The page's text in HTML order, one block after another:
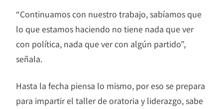
“Continuamos con nuestro trabajo, sabíamos que
lo que estamos haciendo no tiene nada que ver
con política, nada que ver con algún partido”,
señala.
Hasta la fecha piensa lo mismo, por eso se prepara
para impartir el taller de oratoria y liderazgo, sabe